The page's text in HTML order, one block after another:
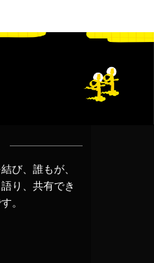
び、誰もが、
り、共有でき
。